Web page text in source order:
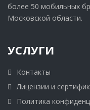
более 50 мобильных
Московской области.
УСЛУГИ
Контакты
Лицензии и
Политика